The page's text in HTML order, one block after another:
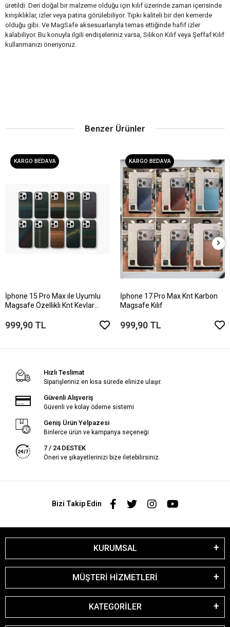
üretildi. Deri doğal bir malzeme olduğu için kılıf üzerinde zaman içerisinde
kırışıklıklar, izler veya patina görülebiliyor. Tıpkı kaliteli bir deri kemerde
olduğu gibi. Ve MagSafe aksesuarlarıyla temas ettiğinde hafif izler
kalabiliyor. Bu konuyla ilgili endişeleriniz varsa, Silikon Kılıf veya Şeffaf Kılıf
kullanmanızı öneriyoruz.
Benzer Ürünler
KARGO BEDAVA
İphone 15 Pro Max ile Uyumlu
Magsafe Özellikli Knt Kevlar
999,90 TL
KARGO BEDAVA
İphone 17 Pro Max Knt Karbon
Magsafe Kılıf
999,90 TL
Hızlı Teslimat
Siparişleriniz en kısa sürede elinize ulaşır.
Güvenli Alışveriş
Güvenli ve kolay ödeme sistemi
Geniş Ürün Yelpazesi
Binlerce ürün ve kampanya seçeneği
7 / 24 DESTEK
Öneri ve şikayetlerinizi bize iletebilirsiniz.
Bizi Takip Edin
KURUMSAL
MÜŞTERİ HİZMETLERİ
KATEGORİLER